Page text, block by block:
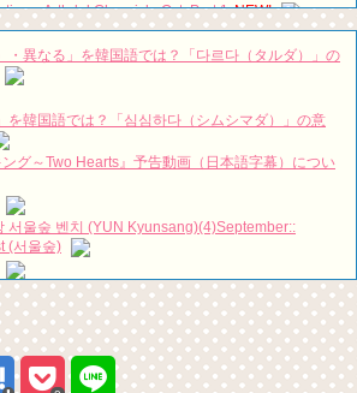
– Arthdal Chronicle Ost. Part 1 NEW!
'시스터' 진성문X차주영X정지소X이수혁 NEW!
、夫の葬儀を終え「帰ってきたポク・ダンジ」の撮
韓国ドラマ6作品！
・イェジン、今度は米国で目撃談…息子とディズニ
#hansohee #kimjaeyoung #dokyungsoo
約束～」第３０回 冒頭５分映像公開！
진 – (선공개) 강남 3대 얼짱 출신 &#39;한혜진 언니
절) | 편 먹고 갈래요? 밥블레스유 2 bobblessyou2
ンヘギョ キスまとめ
진 – Still We (여전히 우리는)
マーズ」2019年11月2日TSUTAYAにて先行レンタ
・異なる」を韓国語では？「다르다（タルダ）」の
を韓国語では？「심심하다（シムシマダ）」の意
グ～Two Hearts』予告動画（日本語字幕）につい
서울숲 벤치 (YUN Kyunsang)(4)September::
(서울숲)
主演「潜入弁護人」第1回特別公開！
キム・ジウ チョ・ヒョンジェ
ング03 ハン・イェスル
조현재 九尾狐外伝 制作発表会
・ワン♥イ・ボミ、今日（28日）結婚……